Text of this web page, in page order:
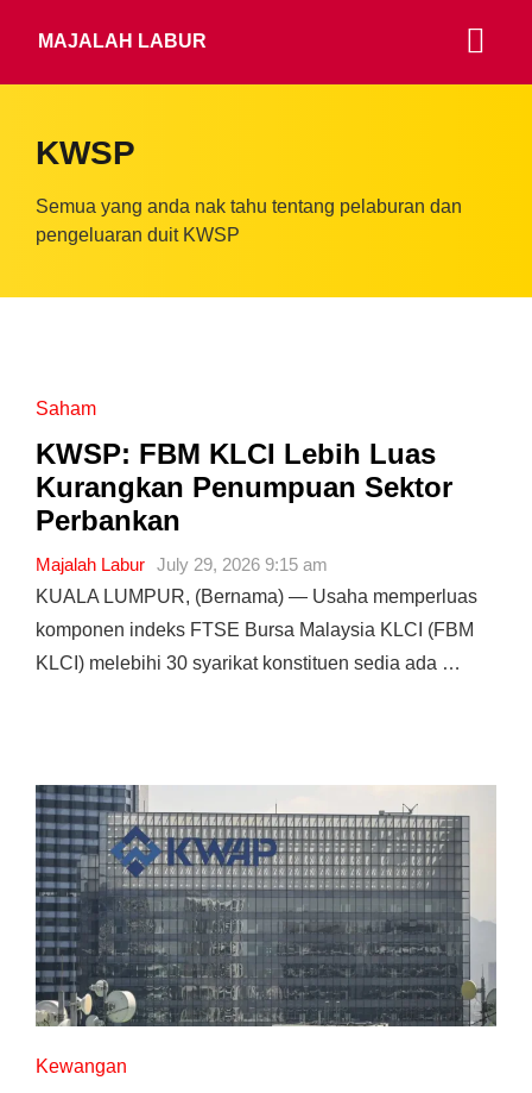
MAJALAH LABUR
KWSP
Semua yang anda nak tahu tentang pelaburan dan
pengeluaran duit KWSP
Saham
KWSP: FBM KLCI Lebih Luas
Kurangkan Penumpuan Sektor
Perbankan
Majalah Labur July 29, 2026 9:15 am
KUALA LUMPUR, (Bernama) — Usaha memperluas
komponen indeks FTSE Bursa Malaysia KLCI (FBM
KLCI) melebihi 30 syarikat konstituen sedia ada …
Kewangan